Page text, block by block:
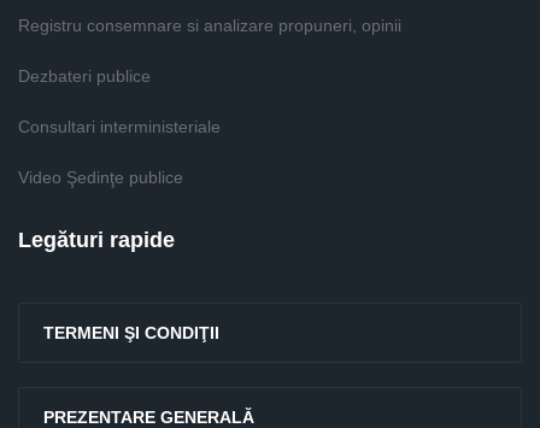
Registru consemnare si analizare propuneri, opinii
Dezbateri publice
Consultari interministeriale
Video Şedinţe publice
Legături rapide
TERMENI ŞI CONDIŢII
PREZENTARE GENERALĂ